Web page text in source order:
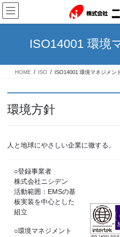
コ
ン
テ
ス
ナ
ビ
ゲ
ン
ISO14001 環境
HOME ISO ISO14001 環境マネジメン
環境方針
人と地球にやさしい企業に徹する。
○登録事業者
株式会社ニシデン
活動範囲：EMSの基
板実装を中心とした
組立
○環境マネジメント